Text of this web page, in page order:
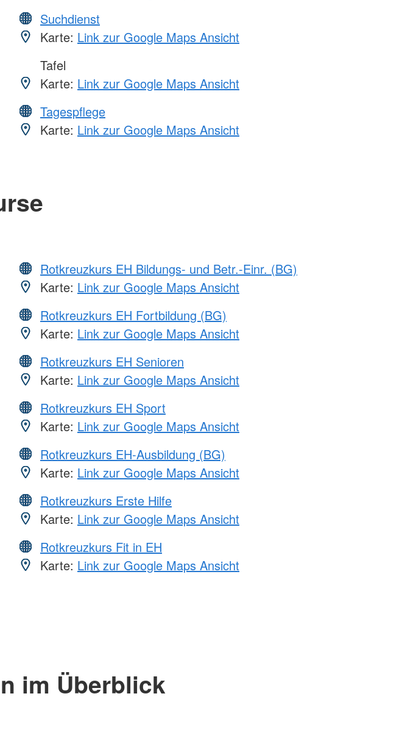
Suchdienst
Karte: Link zur Google Maps Ansicht
Tafel
Karte: Link zur Google Maps Ansicht
Tagespflege
Karte: Link zur Google Maps Ansicht
Rotkreuzkurs EH Bildungs- und Betr.-Einr. (BG)
Karte: Link zur Google Maps Ansicht
Rotkreuzkurs EH Fortbildung (BG)
Karte: Link zur Google Maps Ansicht
Rotkreuzkurs EH Senioren
Karte: Link zur Google Maps Ansicht
Rotkreuzkurs EH Sport
Karte: Link zur Google Maps Ansicht
Rotkreuzkurs EH-Ausbildung (BG)
Karte: Link zur Google Maps Ansicht
Rotkreuzkurs Erste Hilfe
Karte: Link zur Google Maps Ansicht
Rotkreuzkurs Fit in EH
Karte: Link zur Google Maps Ansicht
im Überblick